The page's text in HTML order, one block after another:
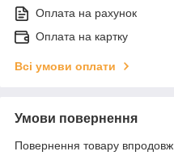
Оплата на рахунок
Оплата на картку
Всі умови оплати
Умови повернення
Повернення товару